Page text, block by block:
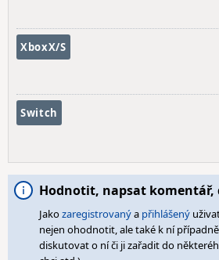
XboxX/S
Switch
Hodnotit, napsat
Jakozaregistrovanýa přihlášený
nejen ohodnotit, ale také k ní
diskutovat o ní či ji zařadit do